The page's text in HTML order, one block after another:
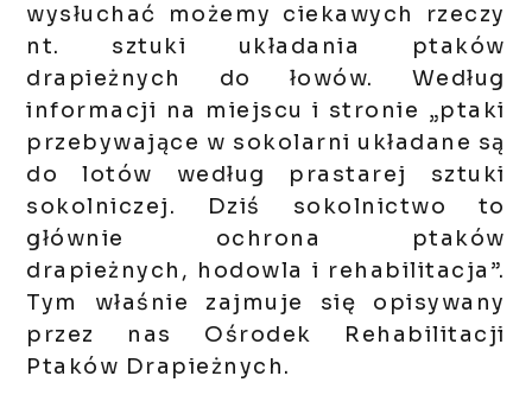
wysłuchać możemy ciekawych rzeczy
nt. sztuki układania ptaków
drapieżnych do łowów. Według
informacji na miejscu i stronie „ptaki
przebywające w sokolarni układane są
do lotów według prastarej sztuki
sokolniczej. Dziś sokolnictwo to
głównie ochrona ptaków
drapieżnych, hodowla i rehabilitacja”.
Tym właśnie zajmuje się opisywany
przez nas Ośrodek Rehabilitacji
Ptaków Drapieżnych.